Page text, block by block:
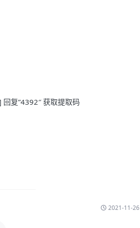
复”4392″ 获取提取码
2021-11-26